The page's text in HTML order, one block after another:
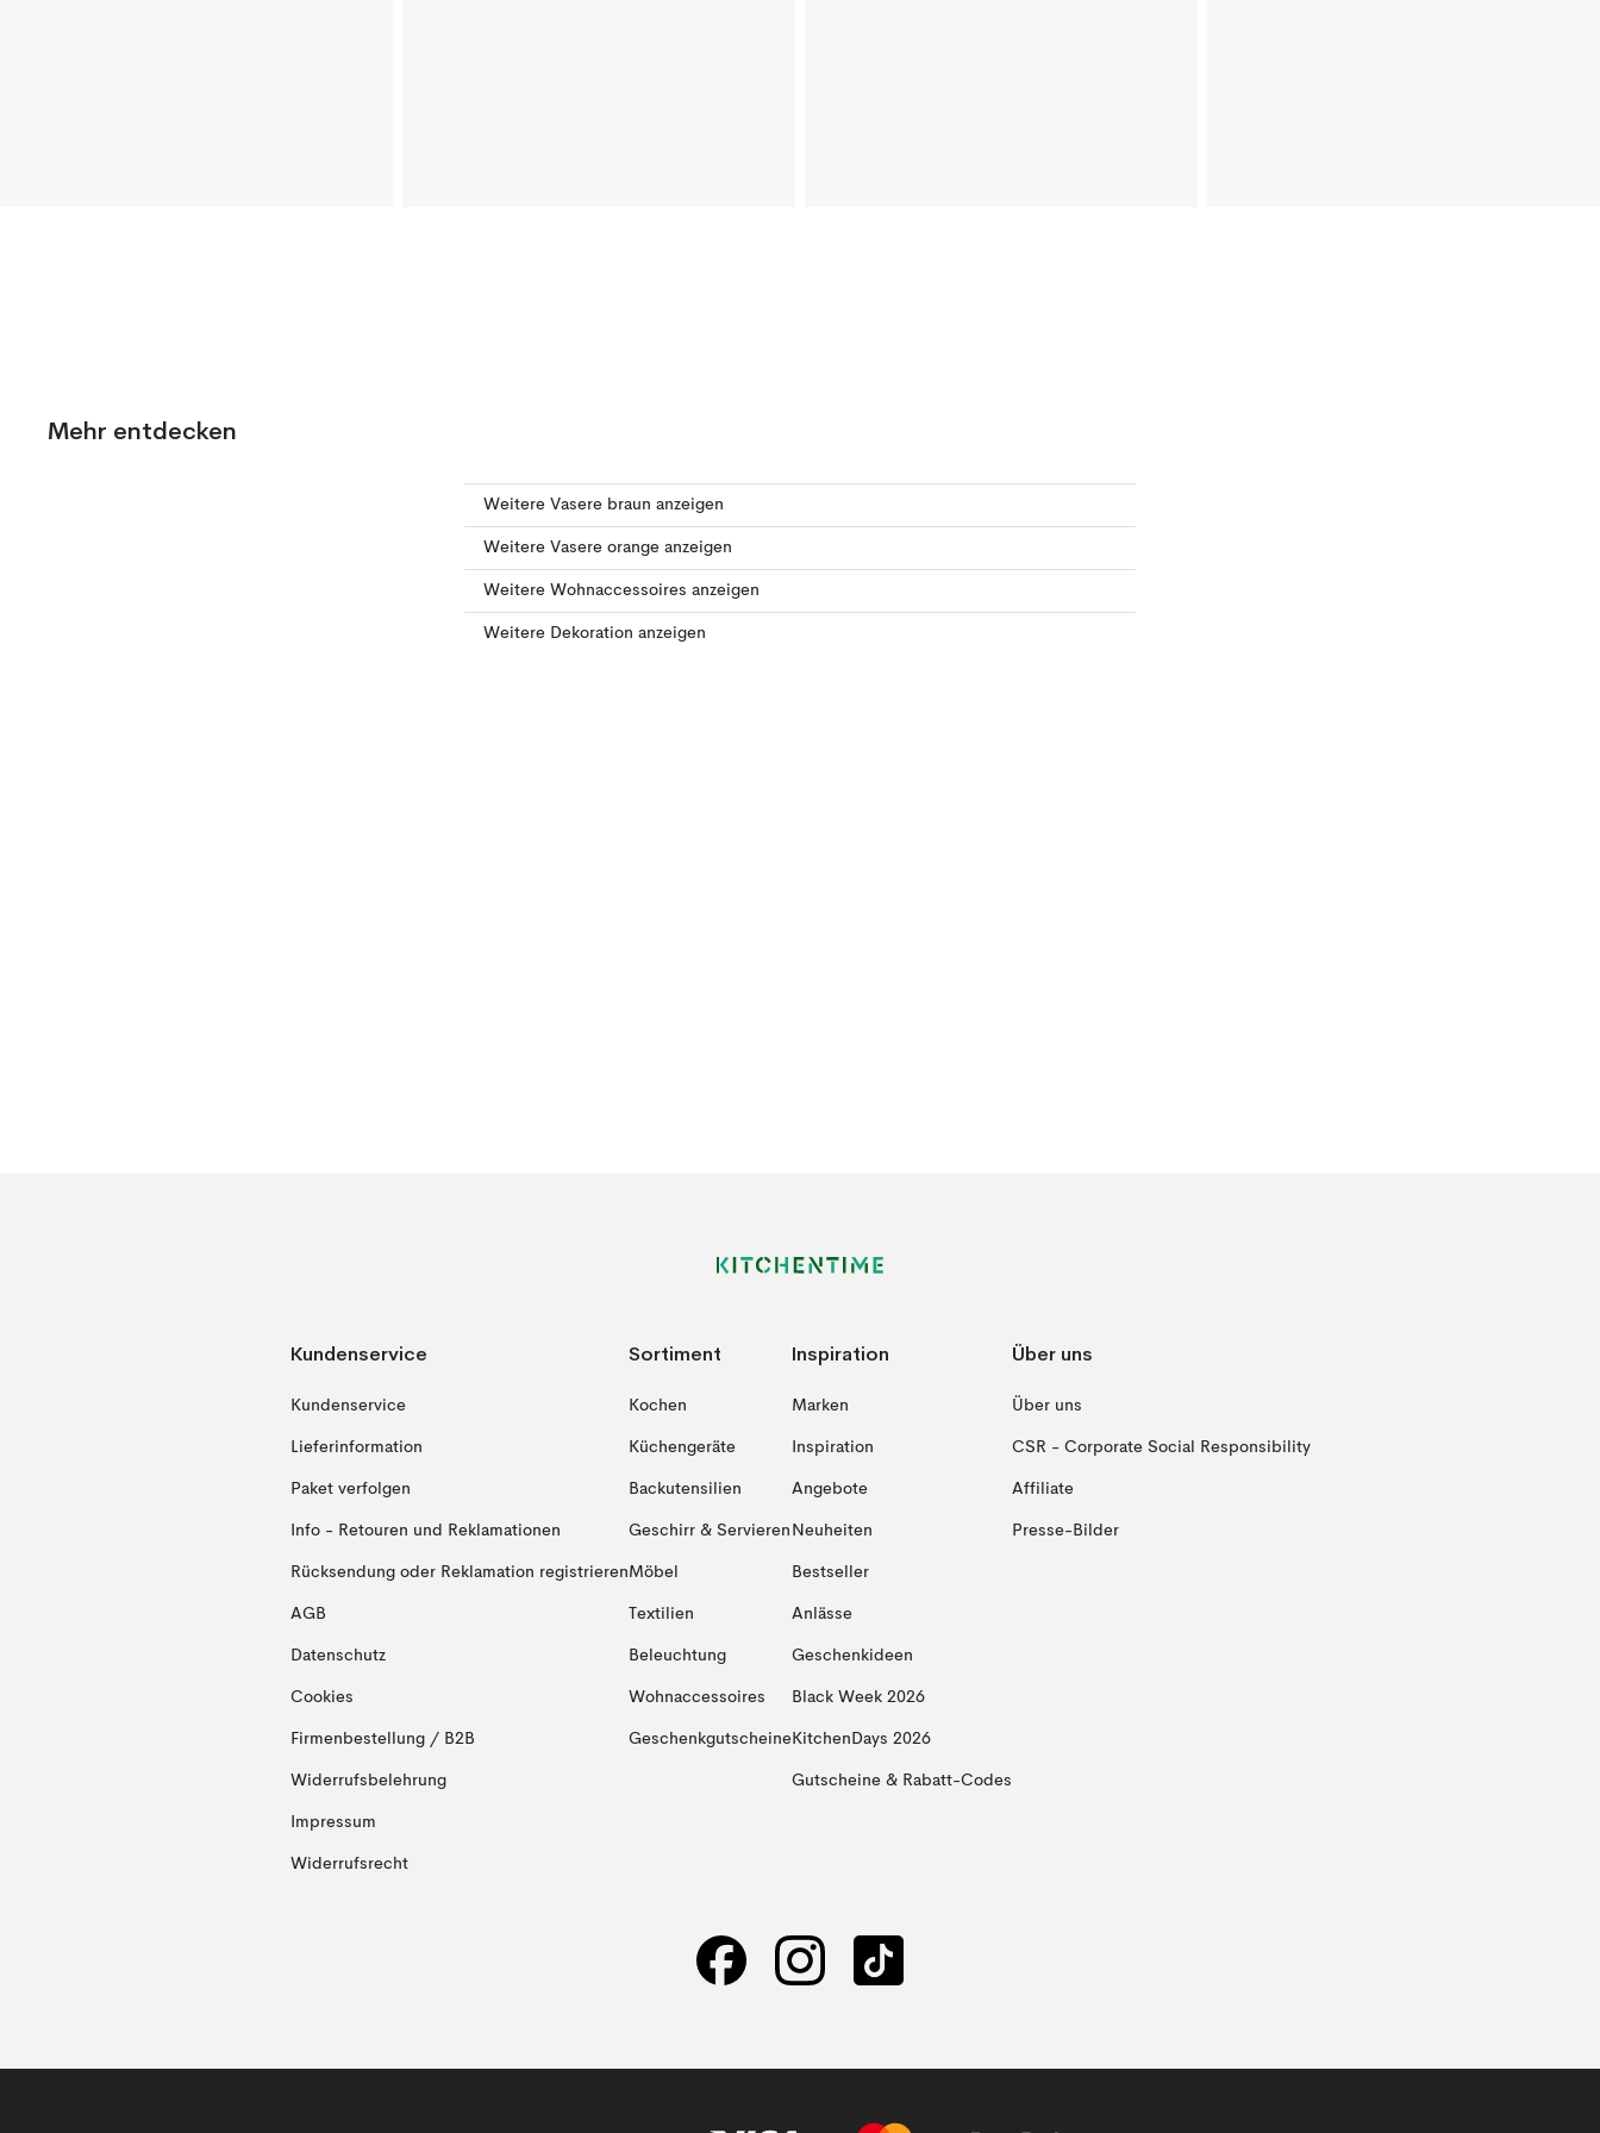
Mehr entdecken
Weitere Vasere braun anzeigen
Weitere Vasere orange anzeigen
Weitere Wohnaccessoires anzeigen
Weitere Dekoration anzeigen
Kundenservice
Kundenservice
Lieferinformation
Paket verfolgen
Info - Retouren und Reklamationen
Rücksendung oder Reklamation registrieren
AGB
Datenschutz
Cookies
Firmenbestellung / B2B
Widerrufsbelehrung
Impressum
Widerrufsrecht
Sortiment
Kochen
Küchengeräte
Backutensilien
Geschirr & Servieren
Möbel
Textilien
Beleuchtung
Wohnaccessoires
Geschenkgutscheine
Inspiration
Marken
Inspiration
Angebote
Neuheiten
Bestseller
Anlässe
Geschenkideen
Black Week 2026
KitchenDays 2026
Gutscheine & Rabatt-Codes
Über uns
Über uns
CSR - Corporate Social Responsibility
Affiliate
Presse-Bilder